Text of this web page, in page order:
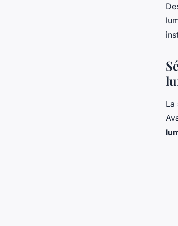
La